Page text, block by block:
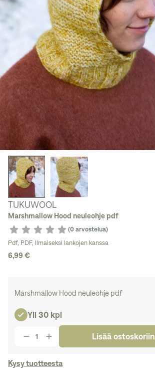
TUKUWOOL
Marshmallow Hood neuleohje pdf
(0 arvostelua)
Pdf, PDF, Ilmaiseksi lankojen kanssa
6,99 €
Marshmallow Hood neuleohje pdf
Yli 30 kpl
Lisää ostoskoriin
Kysy tuotteesta